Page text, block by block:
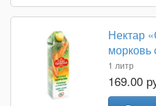
Нектар
морковь
1 литр
169.00